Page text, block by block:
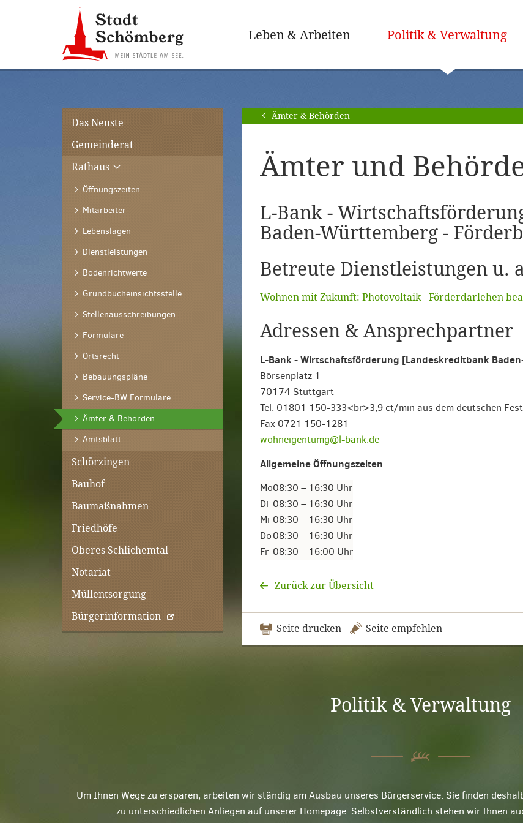
Hauptnavigation
[0]
[1]
Leben & Arbeiten Politik & Verwaltung
Das Neuste
Gemeinderat
Rathaus
Öffnungszeiten
Mitarbeiter
Lebenslagen
Dienstleistungen
Bodenrichtwerte
Grundbucheinsichtsstelle
Stellenausschreibungen
Formulare
Ortsrecht
Bebauungspläne
Service-BW Formulare
Ämter & Behörden
Amtsblatt
Schörzingen
Bauhof
Baumaßnahmen
Friedhöfe
Oberes Schlichemtal
Notariat
Müllentsorgung
Bürgerinformation
Ämter & Behörden
Ämter und
L-Bank -
Baden-Württemberg -
Betreute Dienstleistungen u.
Wohnen mit Zukunft: Photovoltaik - Förderdarlehen
Adressen & Ansprechpartner
L-Bank - Wirtschaftsförderung [Landeskreditbank
Börsenplatz 1
70174 Stuttgart
Tel. 01801 150-333<br>3,9 ct/min aus dem deutschen
Fax 0721 150-1281
wohneigentumg@l-bank.de
Allgemeine Öffnungszeiten
Mo08:30 – 16:30 Uhr
Di 08:30 – 16:30 Uhr
Mi 08:30 – 16:30 Uhr
Do08:30 – 16:30 Uhr
Fr 08:30 – 16:00 Uhr
Zurück zur Übersicht
Seite drucken Seite empfehlen
Politik & Verwaltung
Um Ihnen Wege zu ersparen, arbeiten wir ständig am Ausbau unseres Bürgerservice. Sie finden
zu unterschiedlichen Anliegen auf unserer Homepage. Selbstverständlich stehen wir Ihnen